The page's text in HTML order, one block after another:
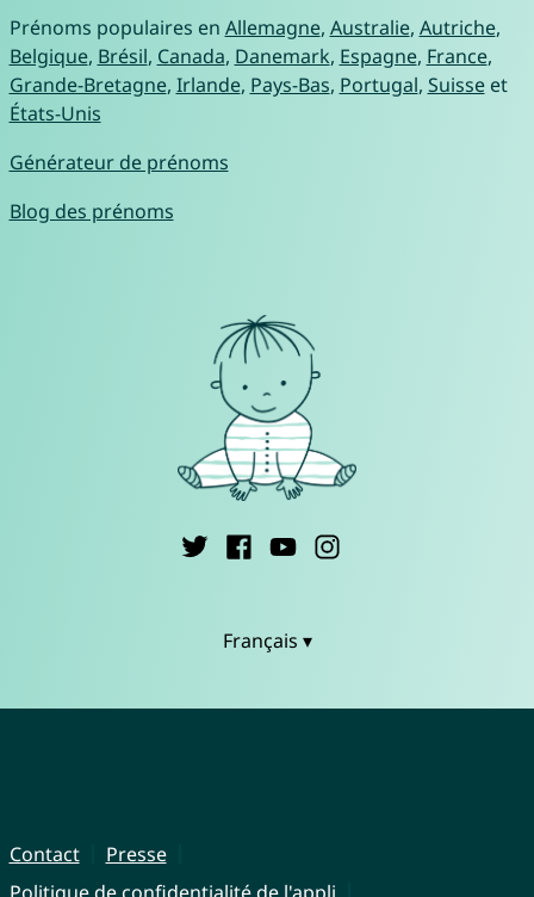
Prénoms populaires en Allemagne, Australie, Autriche,
Belgique, Brésil, Canada, Danemark, Espagne, France,
Grande-Bretagne, Irlande, Pays-Bas, Portugal, Suisseet
États-Unis
Générateur de prénoms
Blog des prénoms
Français ▾
Contact
Presse